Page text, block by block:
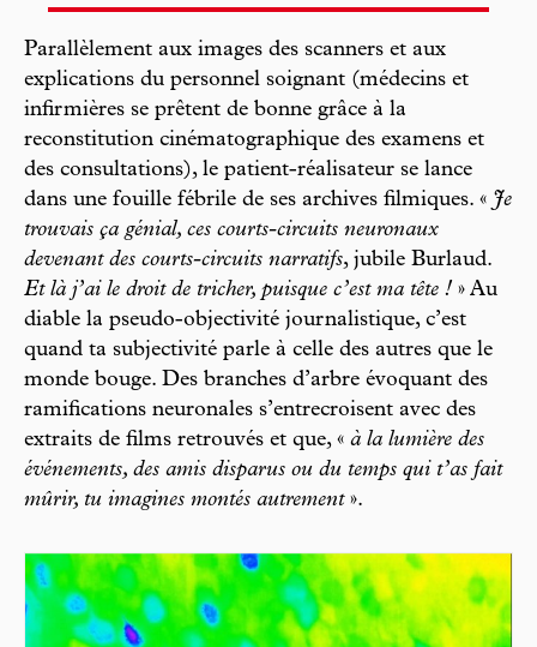
Parallèlement aux images des scanners et aux
explications du personnel soignant (médecins et
infirmières se prêtent de bonne grâce à la
reconstitution cinématographique des examens et
des consultations), le patient-réalisateur se lance
dans une fouille fébrile de ses archives filmiques. « Je
trouvais ça génial, ces courts-circuits neuronaux
devenant des courts-circuits narratifs, jubile Burlaud.
Et là j’ai le droit de tricher, puisque c’est ma tête ! » Au
diable la pseudo-objectivité journalistique, c’est
quand ta subjectivité parle à celle des autres que le
monde bouge. Des branches d’arbre évoquant des
ramifications neuronales s’entrecroisent avec des
extraits de films retrouvés et que, « à la lumière des
événements, des amis disparus ou du temps qui t’as fait
mûrir, tu imagines montés autrement».